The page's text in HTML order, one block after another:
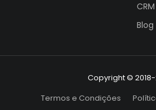
CRM
Blog
Copyright ©
Termos e Condições